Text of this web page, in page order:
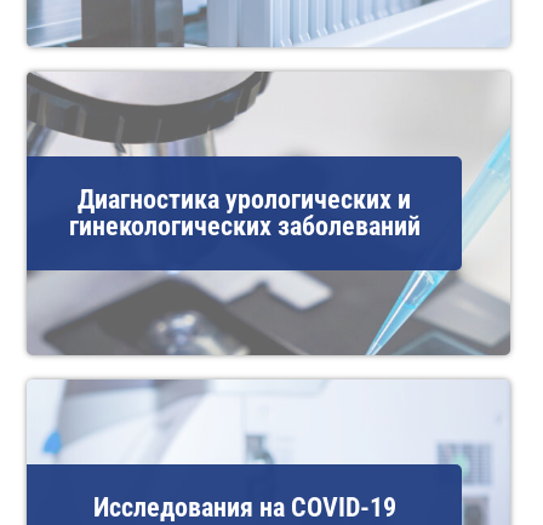
Диагностика урологических и
гинекологических заболеваний
Исследования на COVID-19